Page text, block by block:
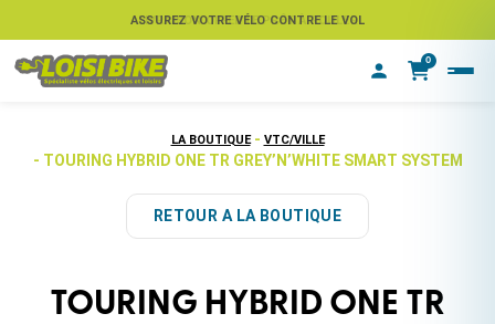
ASSUREZ VOTRE VÉLO CONTRE LE VOL
0
LA BOUTIQUE - VTC/VILLE
- TOURING HYBRID ONE TR GREY’N’WHITE SMART SYSTEM
RETOUR A LA BOUTIQUE
TOURING HYBRID ONE TR